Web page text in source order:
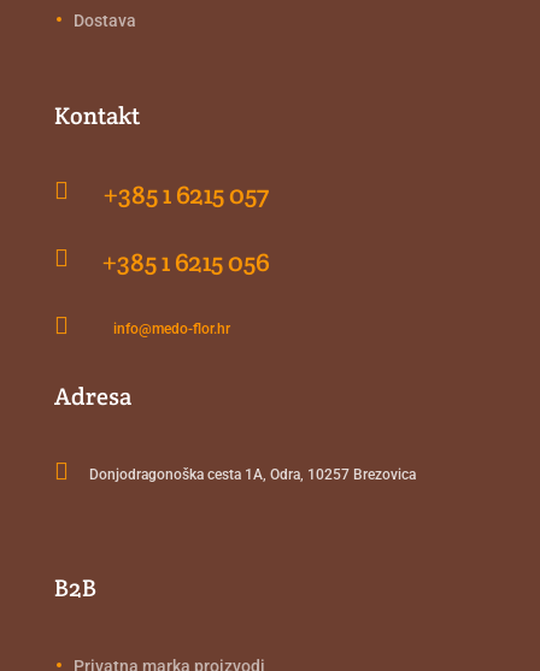
Dostava
Kontakt
 +385 1 6215 057
 +385 1 6215 056
 info@medo-flor.hr
Adresa
 Donjodragonoška cesta 1A, Odra, 10257 Brezovica
B2B
Privatna marka proizvodi